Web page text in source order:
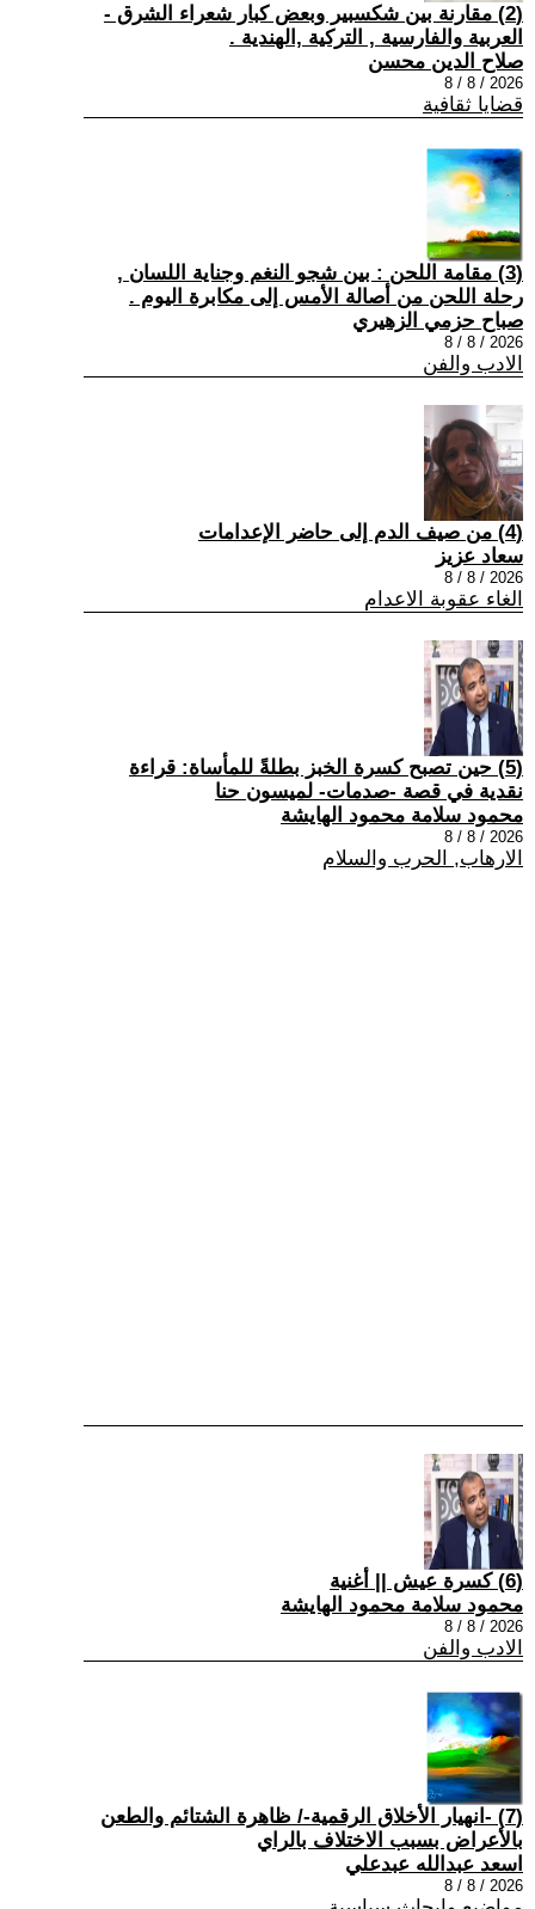
(2) مقارنة بين شكسبير وبعض كبار شعراء الشرق -
العربية والفارسية , التركية ,الهندية .
صلاح الدين محسن
2026 / 8 / 8
قضايا ثقافية
(3) مقامة اللحن : بين شجو النغم وجناية اللسان ,
رحلة اللحن من أصالة الأمس إلى مكابرة اليوم .
صباح حزمي الزهيري
2026 / 8 / 8
الادب والفن
(4) من صيف الدم إلى حاضر الإعدامات
سعاد عزيز
2026 / 8 / 8
الغاء عقوبة الاعدام
(5) حين تصبح كسرة الخبز بطلةً للمأساة: قراءة
نقدية في قصة -صدمات- لميسون حنا
محمود سلامة محمود الهايشة
2026 / 8 / 8
الارهاب, الحرب والسلام
(6) كسرة عيش || أغنية
محمود سلامة محمود الهايشة
2026 / 8 / 8
الادب والفن
(7) -انهيار الأخلاق الرقمية-/ ظاهرة الشتائم والطعن
بالأعراض بسبب الاختلاف بالراي
اسعد عبدالله عبدعلي
2026 / 8 / 8